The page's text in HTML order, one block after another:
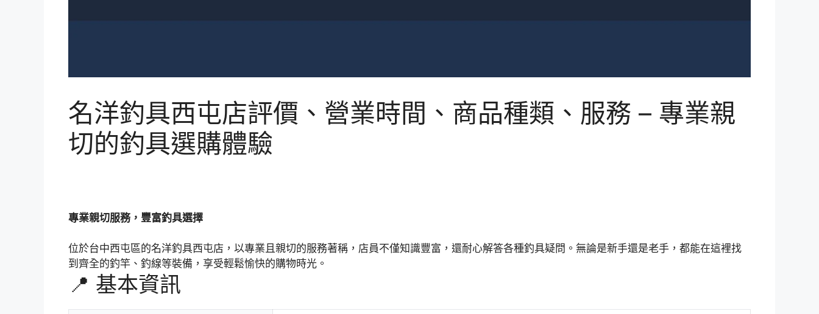
名洋釣具西屯店評價、營業時間、商品種類、服務 – 專業親
切的釣具選購體驗
專業親切服務，豐富釣具選擇
位於台中西屯區的名洋釣具西屯店，以專業且親切的服務著稱，店員不僅知識豐富，還耐心解答各種釣具疑問。無論是新手還是老手，都能在這裡找
到齊全的釣竿、釣線等裝備，享受輕鬆愉快的購物時光。
📍 基本資訊